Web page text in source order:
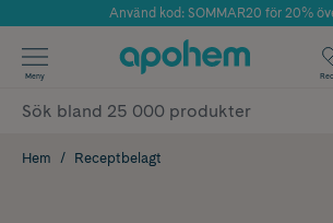
Använd kod: SOMMAR20 för 20%
✓ Fri frakt
✓ Poäng på alla köp*
Meny
Hem Receptbelagt